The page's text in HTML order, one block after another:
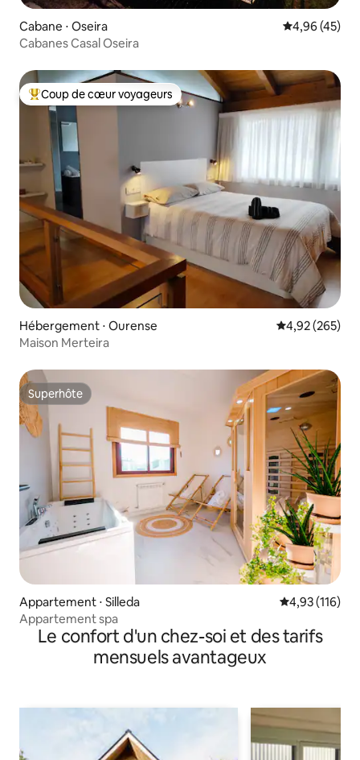
Cabane ⋅ Oseira Évaluation
4,96 (45)
Cabanes Casal Oseira
Coups de cœur voyageurs les plus appréciés
Coup de cœur voyageurs
Hébergement ⋅ Ourense Évaluation
4,92 (265)
Maison Merteira
Superhôte
Superhôte
Appartement ⋅ Silleda Évaluation
4,93 (116)
Appartement spa
Le confort d'un chez-soi et des tarifs
mensuels avantageux